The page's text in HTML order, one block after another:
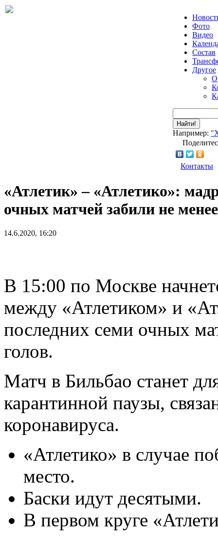
Фото
Видео
Состав
Другое
О
Найти!
Например:
Контакты
«Атлетик» – «Атлетико»:
очных матчей забили не
14.6.2020, 16:20
В 15:00 по Москве
между «Атлетиком» и
последних семи очных
голов.
Матч в Бильбао станет
карантинной паузы,
коронавируса.
«Атлетико» в случае
место.
Баски идут десятыми.
В первом круге